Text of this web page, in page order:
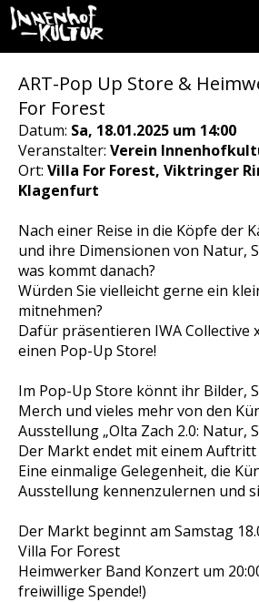
ART-Pop Up Store &
For Forest
Datum: Sa, 18.01.2025 um 14:00
Veranstalter: Verein
Ort: Villa For Forest, Viktringer
Klagenfurt
Nach einer Reise in die Köpfe der
und ihre Dimensionen von Natur,
was kommt danach?
Würden Sie vielleicht gerne ein
mitnehmen?
Dafür präsentieren IWA
einen Pop-Up Store!
Im Pop-Up Store könnt ihr Bilder,
Merch und vieles mehr von den
Ausstellung „Olta Zach 2.0: Natur,
Der Markt endet mit einem Auftritt
Eine einmalige Gelegenheit, die
Ausstellung kennenzulernen und
Der Markt beginnt am Samstag
Villa For Forest
Heimwerker Band Konzert um
freiwillige Spende!)